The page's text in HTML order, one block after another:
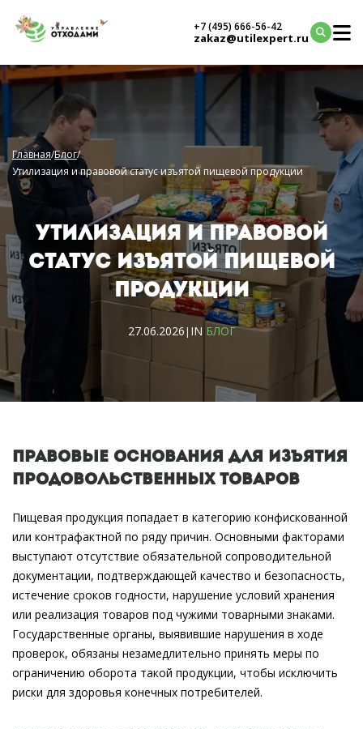
+7 (495) 666-56-42
zakaz@utilexpert.ru
Главная/Блог/
Утилизация и правовой статус изъятой пищевой продукции
УТИЛИЗАЦИЯ И ПРАВОВОЙ
СТАТУС ИЗЪЯТОЙ ПИЩЕВОЙ
ПРОДУКЦИИ
27.06.2026 | IN БЛОГ
Правовые основания для изъятия
продовольственных товаров
Пищевая продукция попадает в категорию конфискованной
или контрафактной по ряду причин. Основными факторами
выступают отсутствие обязательной сопроводительной
документации, подтверждающей качество и безопасность,
истечение сроков годности, нарушение условий хранения
или реализация товаров под чужими товарными знаками.
Государственные органы, выявившие нарушения в ходе
проверок, обязаны незамедлительно принять меры по
ограничению оборота такой продукции, чтобы исключить
риски для здоровья конечных потребителей.